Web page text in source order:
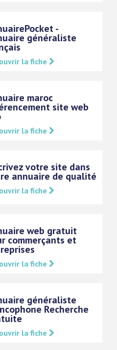
-
généraliste
la fiche
maroc
site web
la fiche
votre site dans
annuaire de qualité
la fiche
web gratuit
commerçants et
la fiche
généraliste
Recherche
la fiche